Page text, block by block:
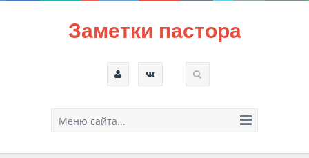
Заметки пастора
Меню сайта...